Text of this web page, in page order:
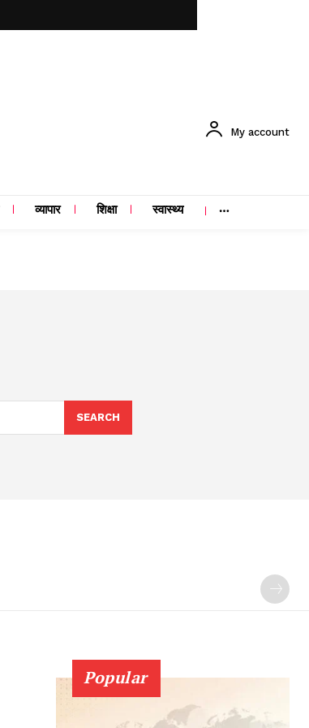
My account
व्यापार शिक्षा स्वास्थ्य
SEARCH
Popular